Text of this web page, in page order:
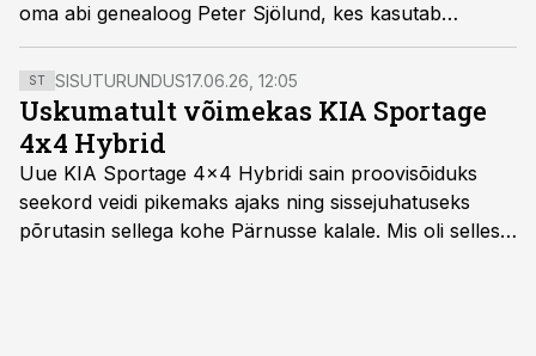
oma abi genealoog Peter Sjölund, kes kasutab
suguvõsade uurimiseks arhiivimaterjalide kõrval ka
DNA-analüüse. Temal kulus juhtumi lahendamiseks
viis nädalat.
ST SISUTURUNDUS17.06.26, 12:05
Uskumatult võimekas KIA Sportage
4x4 Hybrid
Uue KIA Sportage 4x4 Hybridi sain proovisõiduks
seekord veidi pikemaks ajaks ning sissejuhatuseks
põrutasin sellega kohe Pärnusse kalale. Mis oli selles